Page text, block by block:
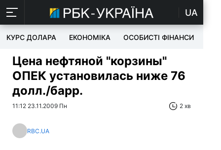
UA
КУРС ДОЛАРА ЕКОНОМІКА ОСОБИСТІ ФІНАНСИ
Цена нефтяной "корзины"
ОПЕК установилась ниже 76
долл./барр.
11:12 23.11.2009 Пн 2 хв
RBC.UA